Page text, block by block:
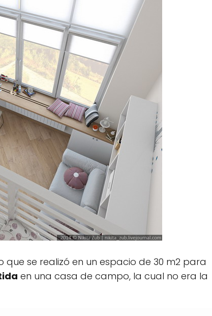
se realizó en un espacio de 30 m2 para
en una casa de campo, la cual no era la